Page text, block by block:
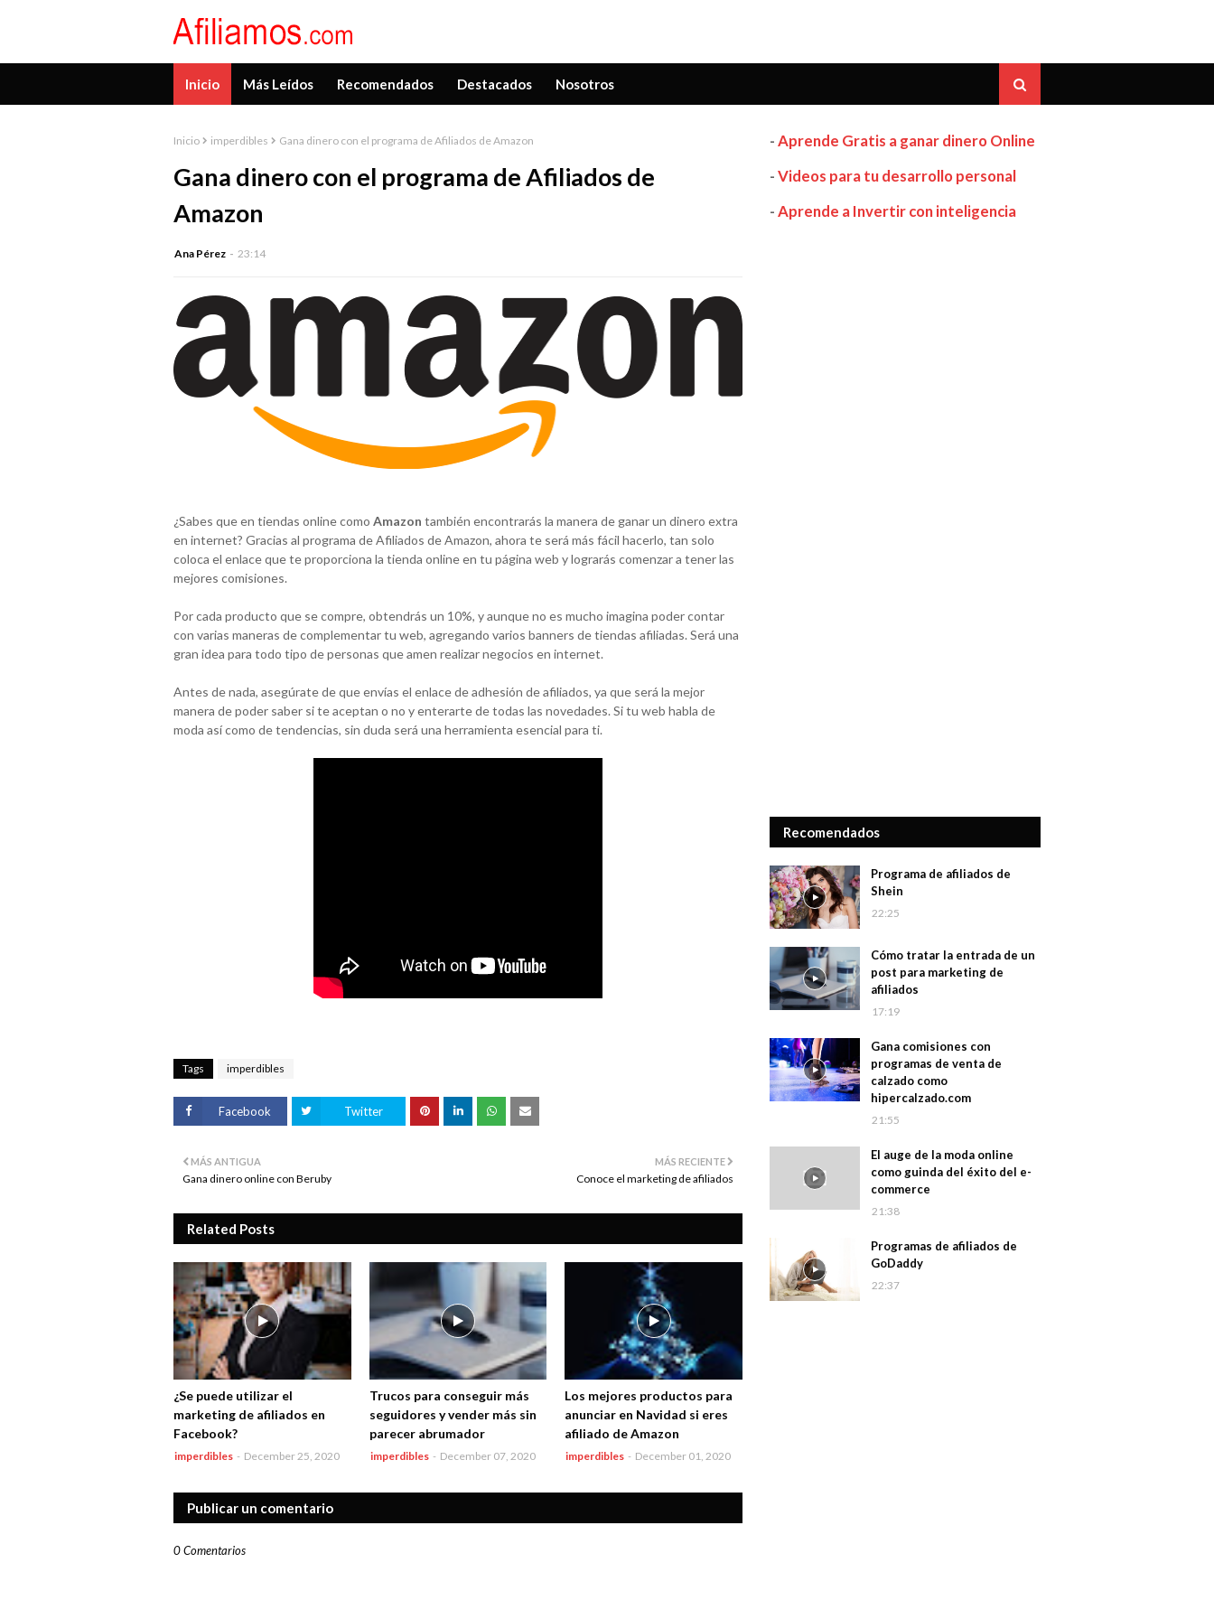
Inicio Más Leídos Recomendados Destacados Nosotros
Inicio imperdibles Gana dinero con el programa de Afiliados de Amazon
Gana dinero con el programa de Afiliados de
Amazon
Ana Pérez 23:14
¿Sabes que en tiendas online como Amazon también encontrarás la manera de ganar un dinero extra
en internet? Gracias al programa de Afiliados de Amazon, ahora te será más fácil hacerlo, tan solo
coloca el enlace que te proporciona la tienda online en tu página web y lograrás comenzar a tener las
mejores comisiones.
Por cada producto que se compre, obtendrás un 10%, y aunque no es mucho imagina poder contar
con varias maneras de complementar tu web, agregando varios banners de tiendas afiliadas. Será una
gran idea para todo tipo de personas que amen realizar negocios en internet.
Antes de nada, asegúrate de que envías el enlace de adhesión de afiliados, ya que será la mejor
manera de poder saber si te aceptan o no y enterarte de todas las novedades. Si tu web habla de
moda así como de tendencias, sin duda será una herramienta esencial para ti.
Tags imperdibles
Facebook Twitter
MÁS RECIENTE
Conoce el marketing de afiliados
MÁS ANTIGUA
Gana dinero online con Beruby
Related Posts
¿Se puede utilizar el
marketing de afiliados en
Facebook?
imperdibles - December 25, 2020
Trucos para conseguir más
seguidores y vender más sin
parecer abrumador
imperdibles - December 07, 2020
Los mejores productos para
anunciar en Navidad si eres
afiliado de Amazon
imperdibles - December 01, 2020
Publicar un comentario
0 Comentarios
-Aprende Gratis a ganar dinero Online
-Videos para tu desarrollo personal
-Aprende a Invertir con inteligencia
Recomendados
Programa de afiliados de
Shein
22:25
Cómo tratar la entrada de un
post para marketing de
afiliados
17:19
Gana comisiones con
programas de venta de
calzado como
hipercalzado.com
21:55
El auge de la moda online
como guinda del éxito del e-
commerce
21:38
Programas de afiliados de
GoDaddy
22:37